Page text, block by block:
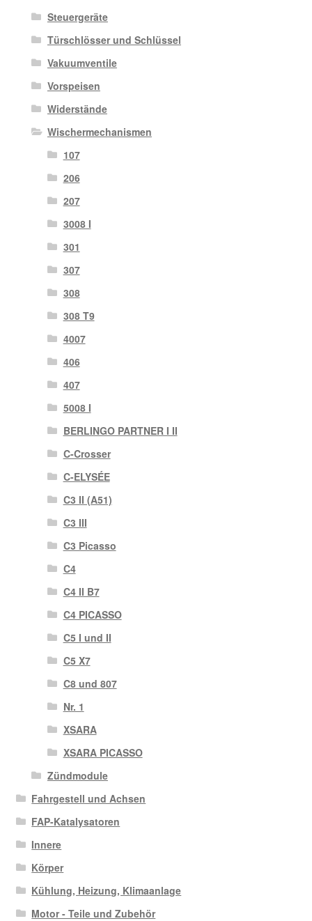
Steuergeräte
Türschlösser und Schlüssel
Vakuumventile
Vorspeisen
Widerstände
Wischermechanismen
107
206
207
3008 I
301
307
308
308 T9
4007
406
407
5008 I
BERLINGO PARTNER I II
C-Crosser
C-ELYSÉE
C3 II (A51)
C3 III
C3 Picasso
C4
C4 II B7
C4 PICASSO
C5 I und II
C5 X7
C8 und 807
Nr. 1
XSARA
XSARA PICASSO
Zündmodule
Fahrgestell und Achsen
FAP-Katalysatoren
Innere
Körper
Kühlung, Heizung, Klimaanlage
Motor - Teile und Zubehör